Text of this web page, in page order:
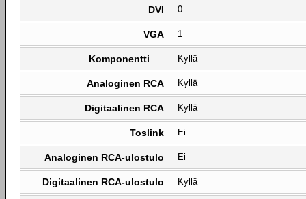
DVI 0
VGA 1
Komponentti Kyllä
Analoginen RCA Kyllä
Digitaalinen RCA Kyllä
Toslink Ei
Analoginen RCA-ulostulo Ei
Digitaalinen RCA-ulostulo Kyllä